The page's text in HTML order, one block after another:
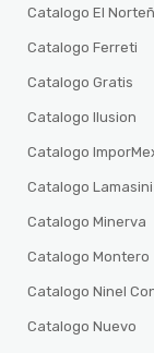
Catalogo El
Catalogo Ferreti
Catalogo Gratis
Catalogo Ilusion
Catalogo
Catalogo Lamasini
Catalogo Minerva
Catalogo Montero
Catalogo Ninel
Catalogo Nuevo